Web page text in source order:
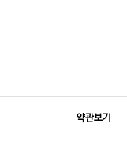
약관보기